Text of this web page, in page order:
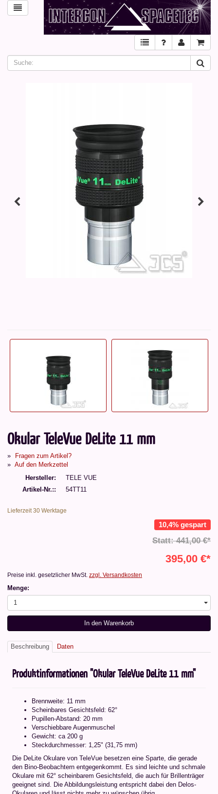
Okular TeleVue DeLite 11 mm
Fragen zum Artikel?
Auf den Merkzettel
Hersteller
TELE VUE
Artikel-Nr.:
54TT11
Lieferzeit 30 Werktage
10,4% gespart
Statt: 441,00 €*
395,00 €*
Preise inkl. gesetzlicher MwSt. zzgl. Versandkosten
Menge:
1
In den Warenkorb
Beschreibung Daten
Produktinformationen "Okular TeleVue DeLite 11 mm"
Brennweite: 11 mm
Scheinbares Gesichtsfeld: 62°
Pupillen-Abstand: 20 mm
Verschiebbare Augenmuschel
Gewicht: ca 200 g
Steckdurchmesser: 1,25" (31,75 mm)
Die DeLite Okulare von TeleVue besetzen eine Sparte, die gerade
den Bino-Beobachtern entgegenkommt. Es sind leichte und schmale
Okulare mit 62° scheinbarem Gesichtsfeld, die auch für Brillenträger
geeignet sind. Die Abbildungsleistung entspricht dabei den Delos-